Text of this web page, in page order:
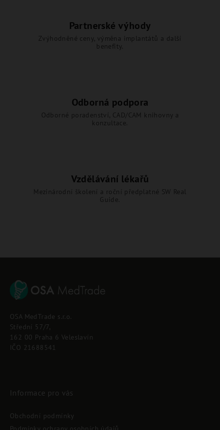
Partnerské výhody
Zvýhodněné ceny, výměna implantátů a další
benefity.
Odborná podpora
Odborné poradenství, CAD/CAM knihovny a
konzultace.
Vzdělávání lékařů
Mezinárodní školení a roční předplatné SW Real
Guide.
OSA MedTrade s.r.o.
Střední 57/7,
162 00 Praha 6 Veleslavín
IČO 21688541
Informace pro vás
Obchodní podmínky